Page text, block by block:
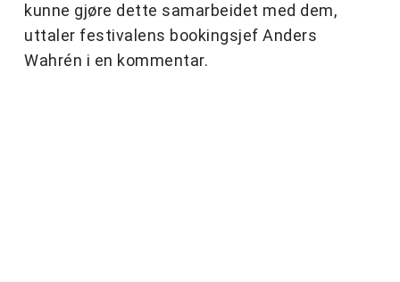
kunne gjøre dette samarbeidet med dem,
uttaler festivalens bookingsjef Anders
Wahrén i en kommentar.